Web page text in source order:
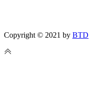
Copyright © 2021 by BTD